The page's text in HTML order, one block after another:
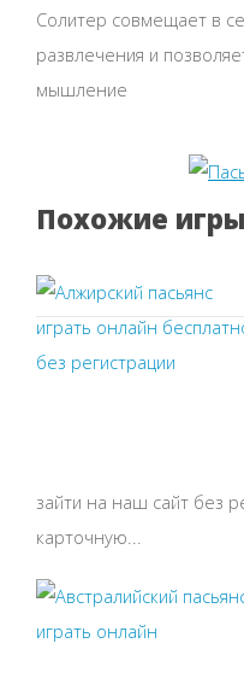
Солитер совмещает в
развлечения и
мышление
Похожие игры
зайти на наш сайт без
карточную...